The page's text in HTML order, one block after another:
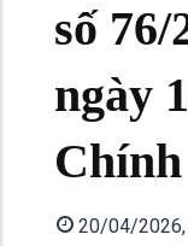
số
ngày
20/04/2026,